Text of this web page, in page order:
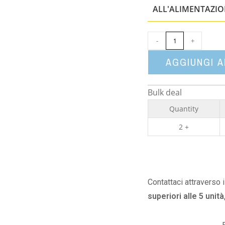
- +
AGGIUNGI
Bulk deal
Quantity
2 +
Contattaci
superiori alle 5